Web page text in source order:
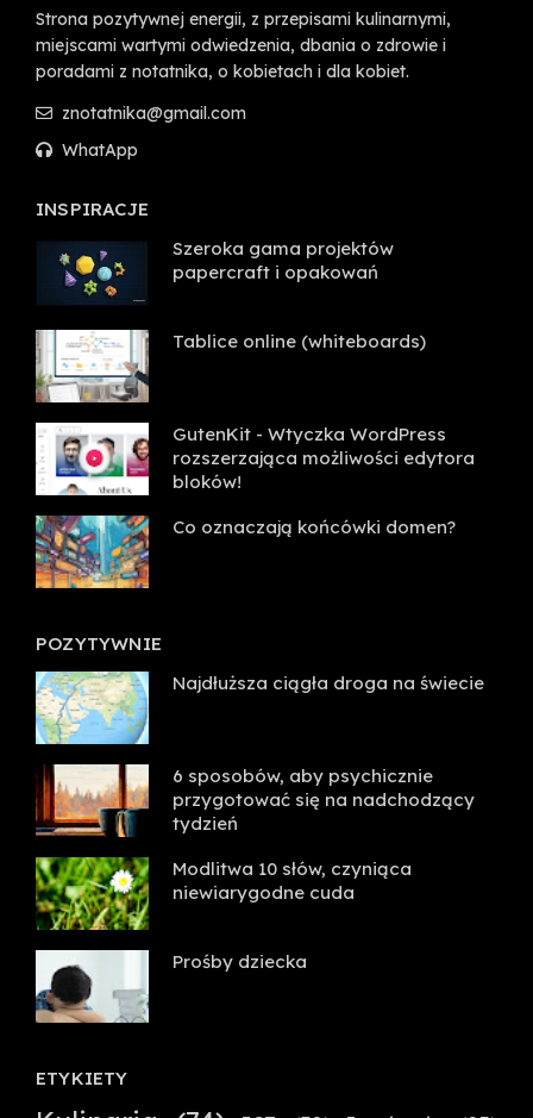
Strona pozytywnej energii, z przepisami kulinarnymi,
miejscami wartymi odwiedzenia, dbania o zdrowie i
poradami z notatnika, o kobietach i dla kobiet.
znotatnika@gmail.com
WhatApp
INSPIRACJE
Szeroka gama projektów
papercraft i opakowań
Tablice online (whiteboards)
GutenKit - Wtyczka WordPress
rozszerzająca możliwości edytora
bloków!
Co oznaczają końcówki domen?
POZYTYWNIE
Najdłuższa ciągła droga na świecie
6 sposobów, aby psychicznie
przygotować się na nadchodzący
tydzień
Modlitwa 10 słów, czyniąca
niewiarygodne cuda
Prośby dziecka
ETYKIETY